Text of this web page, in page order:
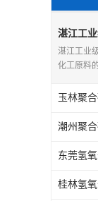
湛江工
湛江工业
化工原料
玉林聚
潮州聚
东莞氢
桂林氢